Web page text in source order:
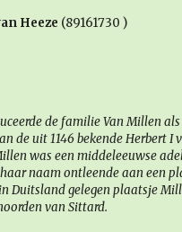
Heeze (89161730 )
de familie Van Millen
de uit 1146 bekende Herbert I
was een middeleeuwse
naam ontleende aan een
Duitsland gelegen plaatsje
van Sittard.